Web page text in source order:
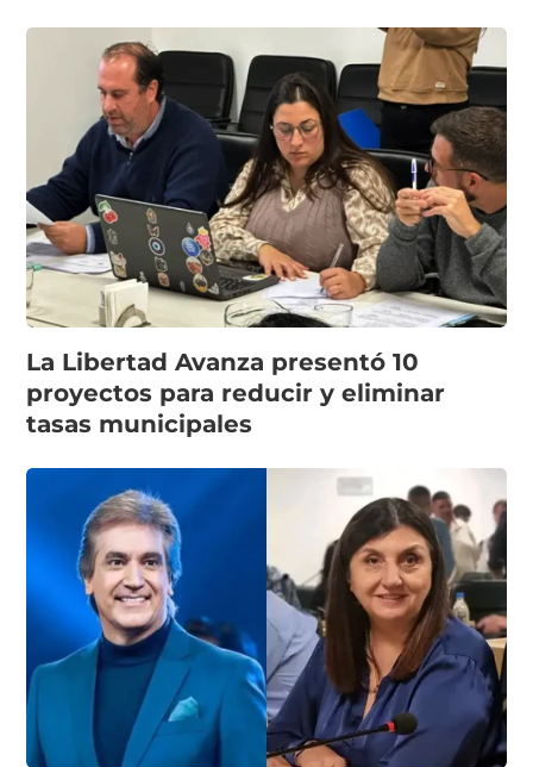
La Libertad Avanza presentó 10
proyectos para reducir y eliminar
tasas municipales